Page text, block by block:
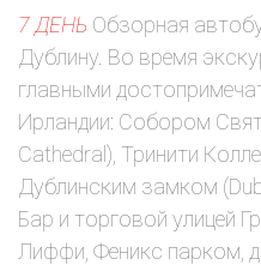
7 ДЕНЬ Обзорная
Дублину. Во время
главными
Ирландии: Собором
Cathedral), Тринити
Дублинским замком
Бар и торговой улицей
Лиффи, Феникс парком,